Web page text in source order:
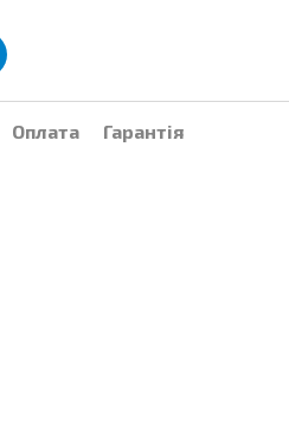
Оплата Гарантія